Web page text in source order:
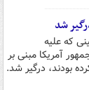
شد
که علیه
آمریکا مبنی بر
بودند، درگیر شد.